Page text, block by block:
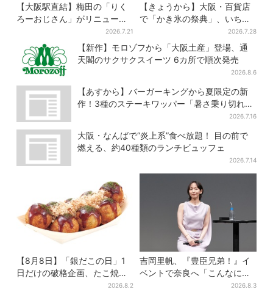
【大阪駅直結】梅田の「りく
ろーおじさん」がリニューア
ル！チーズケーキ以外も充
実…並ばず買える「ロッカ
ー」も設置
2026.7.21
【きょうから】大阪・百貨店
で「かき氷の祭典」、いち
ご・イチジク・紅茶・チー
ズ…17店舗のメニュー集結
2026.7.28
【新作】モロゾフから「大阪土産」登場、通
天閣のサクサクスイーツ 6カ所で順次発売
2026.8.6
【あすから】バーガーキングから夏限定の新
作！3種のステーキワッパー「暑さ乗り切れそ
2026.7.16
大阪・なんばで“炎上系”食べ放題！ 目の前で
燃える、約40種類のランチビュッフェ
2026.7.14
【8月8日】「銀だこの日」1
日だけの破格企画、たこ焼き1
舟が88円に…先着88名限り
2026.8.2
吉岡里帆、『豊臣兄弟！』イ
ベントで奈良へ「こんなに楽
しんでもらえてうれしい」2026.8.3